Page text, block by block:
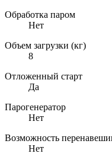
Обработка паром
Нет
Объем загрузки (кг)
8
Отложенный старт
Да
Парогенератор
Нет
Возможность
Нет